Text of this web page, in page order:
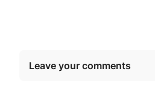
Leave your comments